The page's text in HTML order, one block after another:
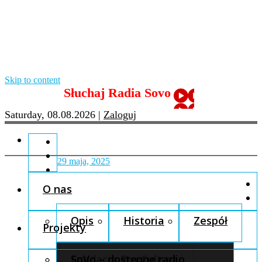
Skip to content
Słuchaj Radia Sovo
Saturday, 08.08.2026 | Zaloguj
O nas
Opis Historia Zespół
Fundacja Pro Cultura
Projekty
SoVo – dostępne radio
29 maja, 2025